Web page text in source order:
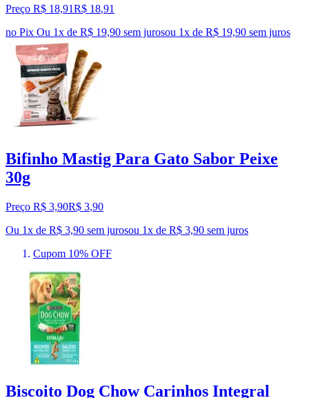
Preço R$ 18,91R$ 18,91
no Pix Ou 1x de R$ 19,90 sem jurosou 1x de R$ 19,90 sem juros
Bifinho Mastig Para Gato Sabor Peixe
30g
Preço R$ 3,90R$ 3,90
Ou 1x de R$ 3,90 sem jurosou 1x de R$ 3,90 sem juros
Cupom 10% OFF
Biscoito Dog Chow Carinhos Integral